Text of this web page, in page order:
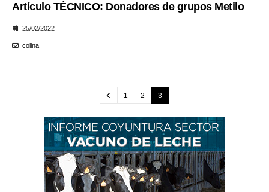
Artículo TÉCNICO: Donadores de grupos Metilo
25/02/2022
colina
1 2 3